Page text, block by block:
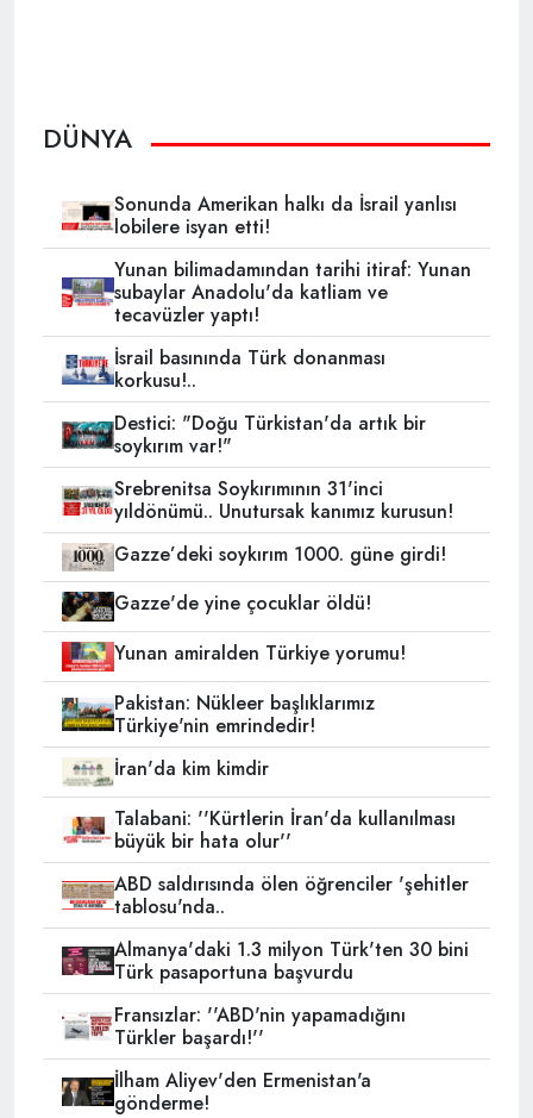
DÜNYA
Sonunda Amerikan halkı da İsrail yanlısı
lobilere isyan etti!
Yunan bilimadamından tarihi itiraf: Yunan
subaylar Anadolu'da katliam ve
tecavüzler yaptı!
İsrail basınında Türk donanması
korkusu!..
Destici: "Doğu Türkistan'da artık bir
soykırım var!"
Srebrenitsa Soykırımının 31'inci
yıldönümü.. Unutursak kanımız kurusun!
Gazze’deki soykırım 1000. güne girdi!
Gazze'de yine çocuklar öldü!
Yunan amiralden Türkiye yorumu!
Pakistan: Nükleer başlıklarımız
Türkiye'nin emrindedir!
İran'da kim kimdir
Talabani: ''Kürtlerin İran'da kullanılması
büyük bir hata olur''
ABD saldırısında ölen öğrenciler 'şehitler
tablosu'nda..
Almanya'daki 1.3 milyon Türk'ten 30 bini
Türk pasaportuna başvurdu
Fransızlar: ''ABD'nin yapamadığını
Türkler başardı!''
İlham Aliyev'den Ermenistan'a
gönderme!